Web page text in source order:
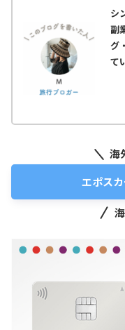
シ
副
グ
て
海
エポス